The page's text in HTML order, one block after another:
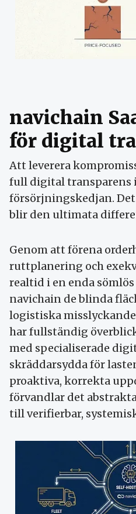
navichain
för digital
Att leverera
full digital transparens
försörjningskedjan.
blir den ultimata
Genom att förena
ruttplanering och
realtid i en enda
navichain de blinda
logistiska
har fullständig
med specialiserade
skräddarsydda för
proaktiva, korrekta
förvandlar det
till verifierbar,